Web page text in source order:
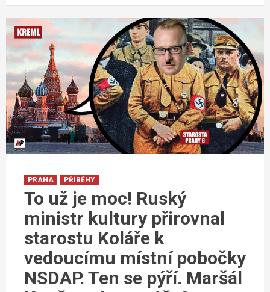
PRAHA PŘÍBĚHY
To už je moc! Ruský
ministr kultury přirovnal
starostu Koláře k
vedoucímu místní pobočky
NSDAP. Ten se pýří. Maršál